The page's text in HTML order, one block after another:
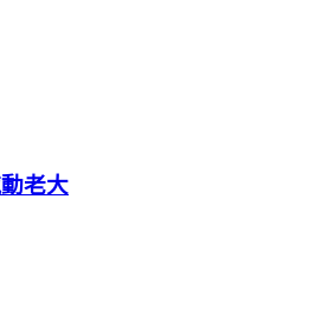
老大